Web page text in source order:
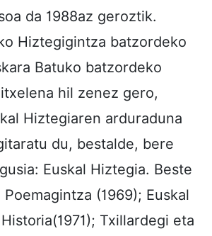
da 1988az geroztik.
Hiztegigintza batzordeko
Batuko batzordeko
hil zenez gero,
Hiztegiaren arduraduna
du, bestalde, bere
Euskal Hiztegia. Beste
(1969); Euskal
Txillardegi eta